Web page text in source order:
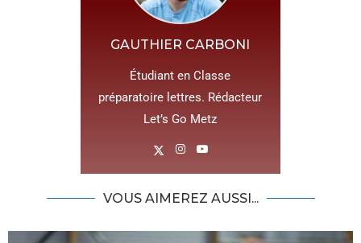
GAUTHIER CARBONI
Étudiant en Classe
préparatoire lettres. Rédacteur
Let’s Go Metz
VOUS AIMEREZ AUSSI...